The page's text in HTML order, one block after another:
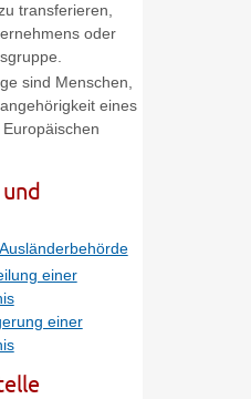
transferieren,
oder
sind Menschen,
eines
einer
einer